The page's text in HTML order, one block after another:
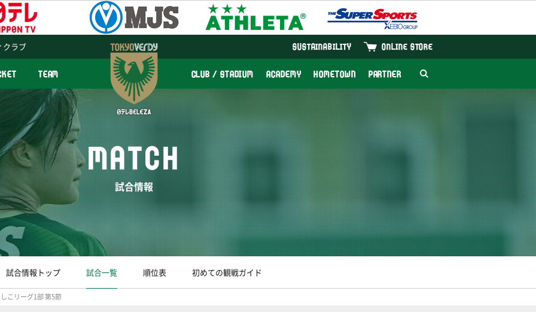
クラブ ONLINE STORE
SUSTAINABILITY
TEAM CLUB / STADIUM ACADEMY HOMETOWN PARTNER
MATCH
試合情報
試合情報トップ 試合一覧 順位表 初めての観戦ガイド
こリーグ1部 第5節